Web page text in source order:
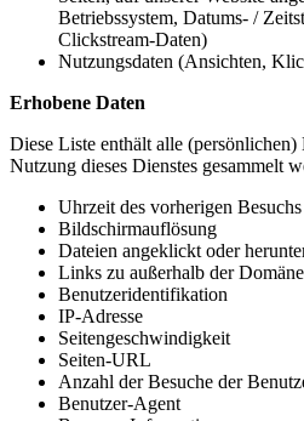
Betriebssystem, Datums- /
Clickstream-Daten)
Nutzungsdaten (Ansichten,
Erhobene Daten
Diese Liste enthält alle
Nutzung dieses Dienstes gesammelt
Uhrzeit des vorherigen
Bildschirmauflösung
Dateien angeklickt oder
Links zu außerhalb der
Benutzeridentifikation
IP-Adresse
Seitengeschwindigkeit
Seiten-URL
Anzahl der Besuche der
Benutzer-Agent